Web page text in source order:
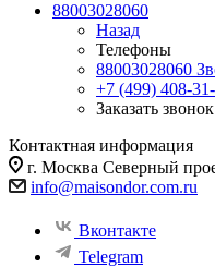
88003028060
Назад
Телефоны
88003028060
+7 (499) 408-
Заказать звонок
Контактная информация
г. Москва Северный
info@maisondor.com.ru
Вконтакте
Telegram